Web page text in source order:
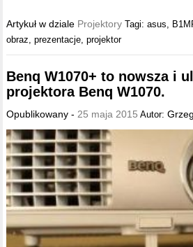
Artykuł w dziale Projektory Tagi:asus
obraz ,prezentacje ,projektor
Benq W1070+ to nowsza i
projektora Benq W1070.
Opublikowany -25 maja 2015 Autor: